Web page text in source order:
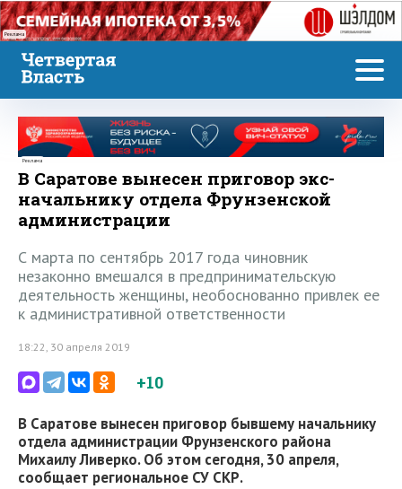
Реклама
Реклама
В Саратове вынесен приговор экс-
начальнику отдела Фрунзенской
администрации
С марта по сентябрь 2017 года чиновник
незаконно вмешался в предпринимательскую
деятельность женщины, необоснованно привлек ее
к административной ответственности
18:22, 30 апреля 2019
+10
В Саратове вынесен приговор бывшему начальнику
отдела администрации Фрунзенского района
Михаилу Ливерко. Об этом сегодня, 30 апреля,
сообщает региональное СУ СКР.